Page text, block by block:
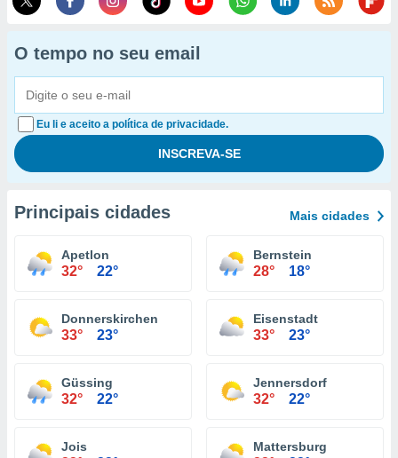
O tempo no seu email
Eu li e aceito a política de privacidade.
Principais cidades Mais cidades
Apetlon
32° 22°
Bernstein
28° 18°
Donnerskirchen
33° 23°
Eisenstadt
33° 23°
Güssing
32° 22°
Jennersdorf
32° 22°
Jois Mattersburg